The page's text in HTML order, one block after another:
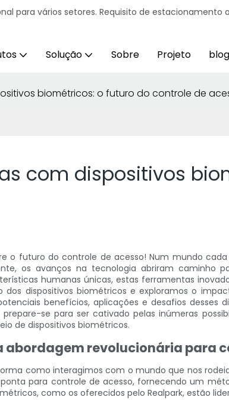
para vários setores. Requisito de estacionamento
Solução Sobre Projeto blog
biométricos: o futuro do controle de
com dispositivos
o futuro do controle de acesso! Num mundo
os avanços na tecnologia abriram caminho
humanas únicas, estas ferramentas
dos dispositivos biométricos e exploramos o
benefícios, aplicações e desafios
se para ser cativado pelas inúmeras
de dispositivos biométricos.
abordagem revolucionária para
como interagimos com o mundo que nos
para controle de acesso, fornecendo um
como os oferecidos pelo Realpark, estão